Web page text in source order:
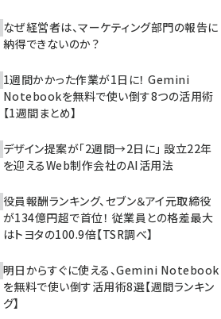
なぜ経営者は、マーケティング部門の報告に
納得できないのか？
1週間かかった作業が1日に！ Gemini
Notebookを無料で使い倒す8つの活用術
【1週間まとめ】
デザイン提案が「2週間→2日に」 設立22年
を迎えるWeb制作会社のAI活用法
役員報酬ランキング、セブン＆アイ元取締役
が134億円超で首位！ 従業員との格差最大
はトヨタの100.9倍【TSR調べ】
明日からすぐに使える、Gemini Notebook
を無料で使い倒す活用術8選【週間ランキン
グ】